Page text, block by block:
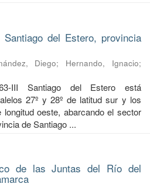
Santiago del Estero, provincia
Diego; Hernando, Ignacio;
III Santiago del Estero está
27º y 28º de latitud sur y los
longitud oeste, abarcando el sector
de Santiago ...
de las Juntas del Río del